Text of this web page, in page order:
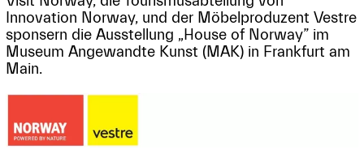
Innovation Norway, und der Möbelproduzent Vestre
sponsern die Ausstellung „House of Norway” im
Museum Angewandte Kunst (MAK) in Frankfurt am
Main.